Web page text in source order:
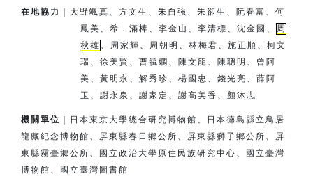
在地協力
大野颯真、方文生、朱自強、朱卻生、阮春富、何
鳳美、希．滿棒、 李金山、李清標、沈金國、
周
秋雄 、周家輝、周朝明、林梅君、施正順、柯文
瑞、徐美賢、曹毓嫻、陳文龍、陳聰明、曾阿
美、 黃明永、解秀珍、楊國忠、錢光亮、薛阿
玉、謝永泉、謝家定、 謝高美香、顏沐志
機關單位
｜日本東京大學總合研究博物館、日本德島縣立鳥居
龍藏紀念博物館、 屏東縣春日鄉公所、屏東縣獅子鄉公所、 屏
東縣霧臺鄉公所、
國立政治大學原住民族研究中心、國立臺灣
博物館、國立臺灣圖書館